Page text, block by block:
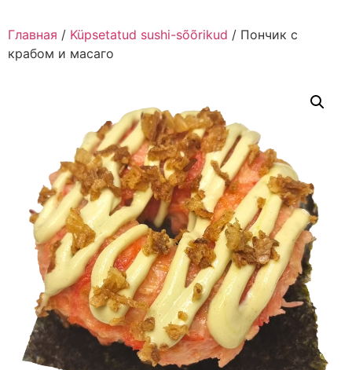
Главная / Küpsetatud sushi-sõõrikud / Пончик с
крабом и масаго